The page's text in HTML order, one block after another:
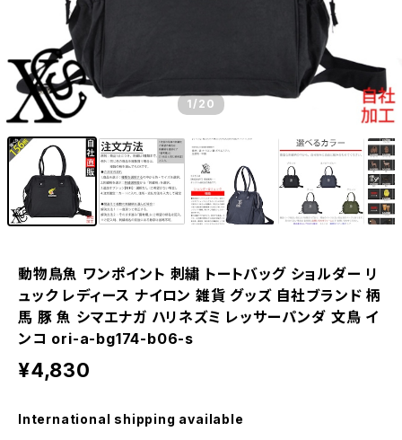
1/20
動物鳥魚 ワンポイント 刺繍 トートバッグ ショルダー リ
ュック レディース ナイロン 雑貨 グッズ 自社ブランド 柄
馬 豚 魚 シマエナガ ハリネズミ レッサーパンダ 文鳥 イ
ンコ ori-a-bg174-b06-s
¥4,830
International shipping available